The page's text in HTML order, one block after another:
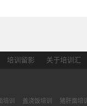
培训留影 关于培训汇
训 盖浇饭培训 猪肝面培训